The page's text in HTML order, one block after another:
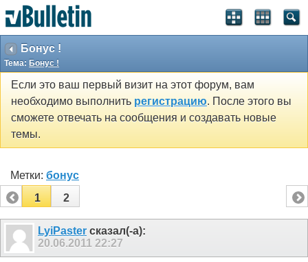
Бонус !
Тема: Бонус !
Если это ваш первый визит на этот форум, вам
необходимо выполнить регистрацию. После этого вы
сможете отвечать на сообщения и создавать новые
темы.
Метки: бонус
1
2
LyiPaster сказал(-а):
20.06.2011 22:27